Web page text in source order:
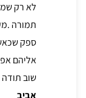
לא רק
תמורה
ספק
אליהם
שוב